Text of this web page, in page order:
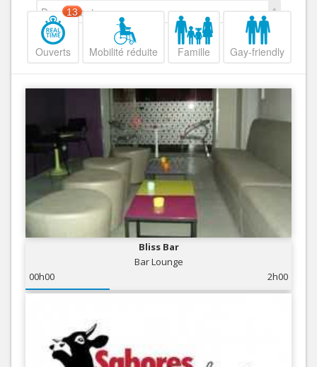
Decroissant
Ouverts
13
Mobilité réduite Famille Gay-friendly
Bliss Bar
Bar Lounge
00h00
2h00